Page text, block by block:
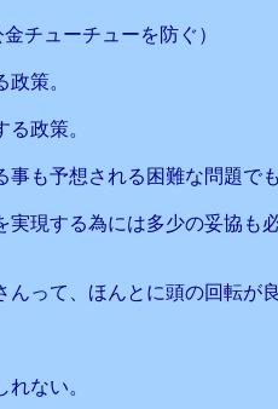
チューチューを防ぐ）
策。
政策。
も予想される困難な問題でも
現する為には多少の妥協も
って、ほんとに頭の回転が良
ない。